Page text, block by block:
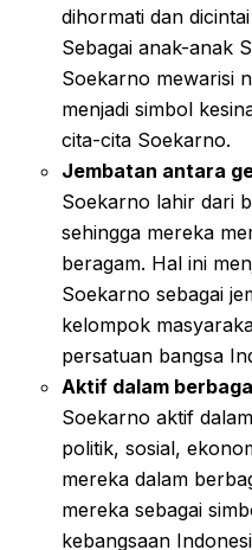
dihormati dan
Sebagai anak-anak
Soekarno mewarisi
menjadi simbol
cita-cita Soekarno.
Jembatan antara
Soekarno lahir dari
sehingga mereka
beragam. Hal ini
Soekarno sebagai
kelompok
persatuan bangsa
Aktif dalam
Soekarno aktif
politik, sosial,
mereka dalam
mereka sebagai
kebangsaan